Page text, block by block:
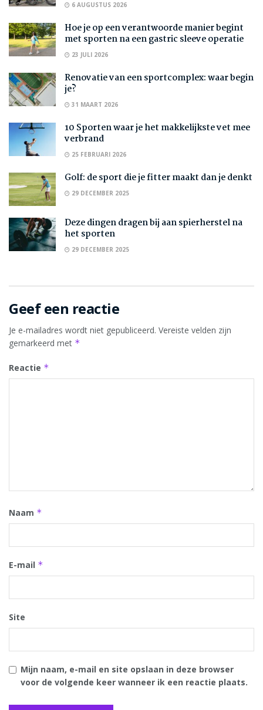
6 AUGUSTUS 2026
Hoe je op een verantwoorde manier begint
met sporten na een gastric sleeve operatie
23 JULI 2026
Renovatie van een sportcomplex: waar begin
je?
31 MAART 2026
10 Sporten waar je het makkelijkste vet mee
verbrand
25 FEBRUARI 2026
Golf: de sport die je fitter maakt dan je denkt
29 DECEMBER 2025
Deze dingen dragen bij aan spierherstel na
het sporten
29 DECEMBER 2025
Geef een reactie
Je e-mailadres wordt niet gepubliceerd. Vereiste velden zijn
gemarkeerd met *
Reactie *
Naam *
E-mail *
Site
Mijn naam, e-mail en site opslaan in deze browser
voor de volgende keer wanneer ik een reactie plaats.